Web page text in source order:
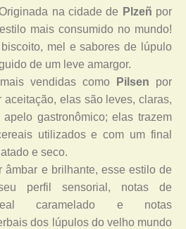
na cidade de Plzeñ por
mais consumido no mundo!
mel e sabores de lúpulo
de um leve amargor.
mais vendidas como Pilsen por
aceitação, elas são leves, claras,
gastronômico; elas trazem
utilizados e com um final
e seco.
âmbar e brilhante, esse estilo de
perfil sensorial, notas de
caramelado e notas
dos lúpulos do velho mundo